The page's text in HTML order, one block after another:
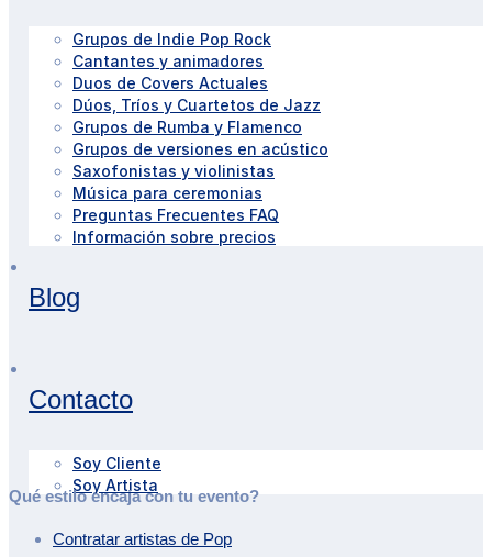
Grupos de Indie Pop Rock
Cantantes y animadores
Duos de Covers Actuales
Dúos, Tríos y Cuartetos de Jazz
Grupos de Rumba y Flamenco
Grupos de versiones en acústico
Saxofonistas y violinistas
Música para ceremonias
Preguntas Frecuentes FAQ
Información sobre precios
Blog
Contacto
Soy Cliente
Soy Artista
Qué estilo encaja con tu evento?
Contratar artistas de Pop